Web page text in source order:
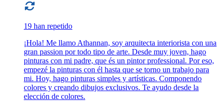
19 han repetido
¡Hola! Me llamo Athannan, soy arquitecta interiorista con una
gran passion por todo tipo de arte. Desde muy joven, hago
pinturas con mi padre, que és un pintor professional. Por eso,
empezé la pinturas con él hasta que se torno un trabajo para
mi. Hoy, hago pinturas simples y artísticas. Componendo
colores y creando dibujos exclusivos. Te ayudo desde la
elección de colores.